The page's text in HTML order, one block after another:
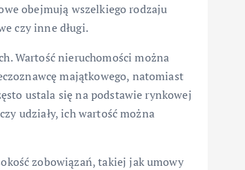
obejmują wszelkiego rodzaju
czy inne długi.
Wartość nieruchomości można
majątkowego, natomiast
ustala się na podstawie rynkowej
udziały, ich wartość można
zobowiązań, takiej jak umowy